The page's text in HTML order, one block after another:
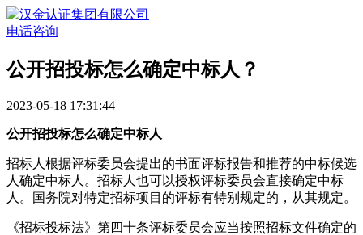
电话咨询
​公开招投标怎么确定中标人？
2023-05-18 17:31:44
公开招投标怎么确定中标人
招标人根据评标委员会提出的书面评标报告和推荐的中标候选
人确定中标人。招标人也可以授权评标委员会直接确定中标
人。国务院对特定招标项目的评标有特别规定的，从其规定。
《招标投标法》第四十条评标委员会应当按照招标文件确定的